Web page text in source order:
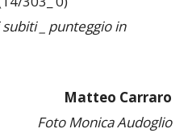
_ punteggio in
Matteo Carraro
Foto Monica Audoglio